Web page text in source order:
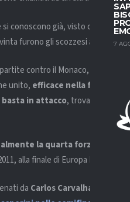
7
si conoscono già, visto che nel
furono gli scozzesi allenati da
contro il Monaco, hanno
unito, efficace nella fase di
in attacco, trovando molto
la quarta forza del
alla finale di Europa League.
da Carlos Carvalhal